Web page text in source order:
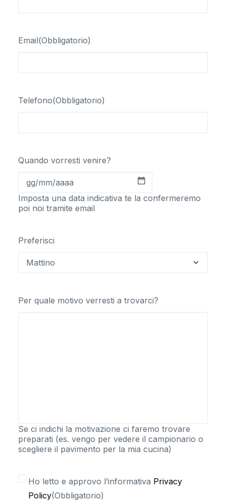
Email(Obbligatorio)
Telefono(Obbligatorio)
Quando vorresti venire?
GG
slash
MM
slash
Imposta una data indicativa te la confermeremo
poi noi tramite email
Preferisci
Per quale motivo verresti a trovarci?
Se ci indichi la motivazione ci faremo trovare
preparati (es. vengo per vedere il campionario o
scegliere il pavimento per la mia cucina)
Consenso
(Obbligatorio)
Ho letto e approvo l’informativa Privacy
Policy(Obbligatorio)